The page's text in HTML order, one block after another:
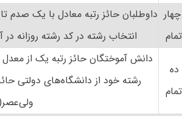
داوطلبان حائز رتبه معادل با یک صدم
انتخاب رشته در کد رشته روزانه
دانش آموختگان حائز رتبه یک از
رشته خود از دانشگاه‌های دولتی